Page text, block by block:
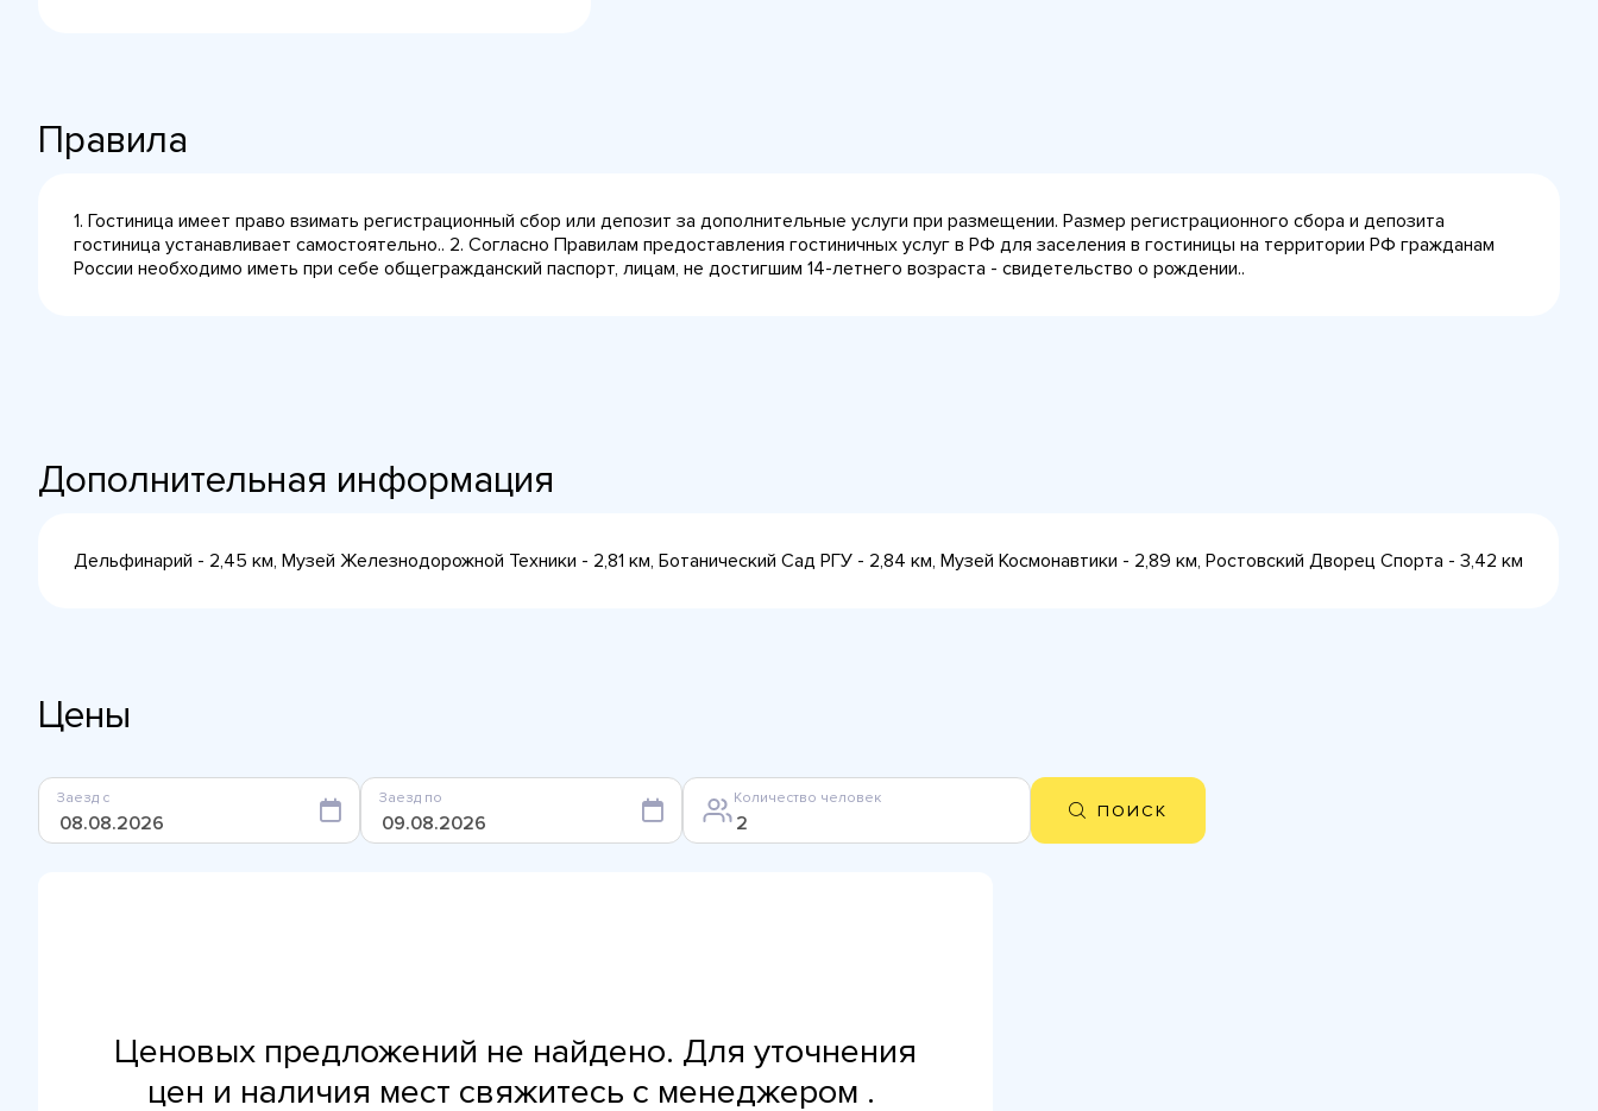
Правила
1. Гостиница имеет право взимать регистрационный сбор или депозит за дополнительные услуги при размещении. Размер регистрационного сбора и депозита
гостиница устанавливает самостоятельно.. 2. Согласно Правилам предоставления гостиничных услуг в РФ для заселения в гостиницы на территории РФ гражданам
России необходимо иметь при себе общегражданский паспорт, лицам, не достигшим 14-летнего возраста - свидетельство о рождении..
Дополнительная информация
Дельфинарий - 2,45 км, Музей Железнодорожной Техники - 2,81 км, Ботанический Сад РГУ - 2,84 км, Музей Космонавтики - 2,89 км, Ростовский Дворец Спорта - 3,42 км
Цены
Заезд с Заезд по Количество человек
ПОИСК
Ценовых предложений не найдено. Для уточнения
цен и наличия мест свяжитесь с менеджером .